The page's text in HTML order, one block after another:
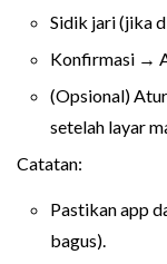
Sidik jari (jika
Konfirmasi →
(Opsional)
setelah layar
Catatan:
Pastikan app
bagus).